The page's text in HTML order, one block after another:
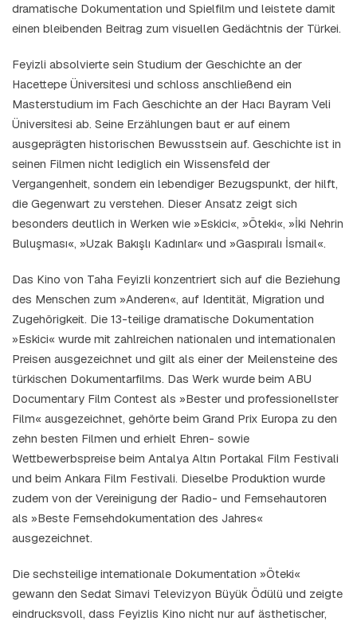
dramatische Dokumentation und Spielfilm und leistete damit
einen bleibenden Beitrag zum visuellen Gedächtnis der Türkei.
Feyizli absolvierte sein Studium der Geschichte an der
Hacettepe Üniversitesi und schloss anschließend ein
Masterstudium im Fach Geschichte an der Hacı Bayram Veli
Üniversitesi ab. Seine Erzählungen baut er auf einem
ausgeprägten historischen Bewusstsein auf. Geschichte ist in
seinen Filmen nicht lediglich ein Wissensfeld der
Vergangenheit, sondern ein lebendiger Bezugspunkt, der hilft,
die Gegenwart zu verstehen. Dieser Ansatz zeigt sich
besonders deutlich in Werken wie »Eskici«, »Öteki«, »İki Nehrin
Buluşması«, »Uzak Bakışlı Kadınlar« und »Gaspıralı İsmail«.
Das Kino von Taha Feyizli konzentriert sich auf die Beziehung
des Menschen zum »Anderen«, auf Identität, Migration und
Zugehörigkeit. Die 13-teilige dramatische Dokumentation
»Eskici« wurde mit zahlreichen nationalen und internationalen
Preisen ausgezeichnet und gilt als einer der Meilensteine des
türkischen Dokumentarfilms. Das Werk wurde beim ABU
Documentary Film Contest als »Bester und professionellster
Film« ausgezeichnet, gehörte beim Grand Prix Europa zu den
zehn besten Filmen und erhielt Ehren- sowie
Wettbewerbspreise beim Antalya Altın Portakal Film Festivali
und beim Ankara Film Festivali. Dieselbe Produktion wurde
zudem von der Vereinigung der Radio- und Fernsehautoren
als »Beste Fernsehdokumentation des Jahres«
ausgezeichnet.
Die sechsteilige internationale Dokumentation »Öteki«
gewann den Sedat Simavi Televizyon Büyük Ödülü und zeigte
eindrucksvoll, dass Feyizlis Kino nicht nur auf ästhetischer,